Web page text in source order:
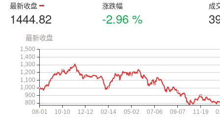
最新收盘
1444.82
涨跌幅
-2.96 %
成